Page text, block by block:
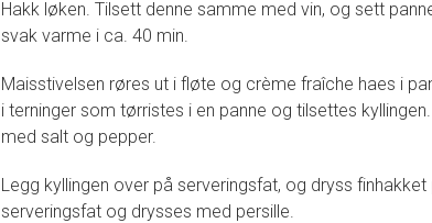
Hakk løken. Tilsett denne samme med vin, og sett
svak varme i ca. 40 min.
Maisstivelsen røres ut i fløte og crème fraîche haes i
i terninger som tørristes i en panne og tilsettes
med salt og pepper.
Legg kyllingen over på serveringsfat, og dryss
serveringsfat og drysses med persille.